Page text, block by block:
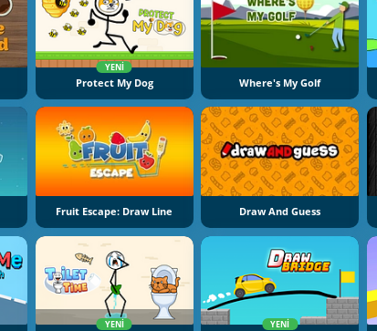
YENI
Protect My Dog Where's My Golf
Fruit Escape: Draw Line Draw And Guess
YENI YENI